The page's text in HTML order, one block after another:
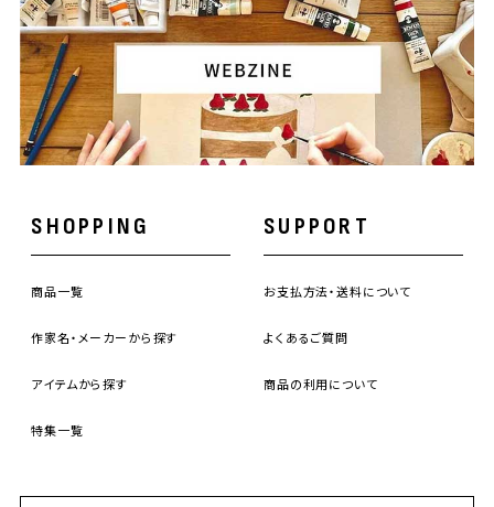
SHOPPING
商品一覧
作家名・メーカーから探す
アイテムから探す
特集一覧
SUPPORT
お支払方法・送料について
よくあるご質問
商品の利用について